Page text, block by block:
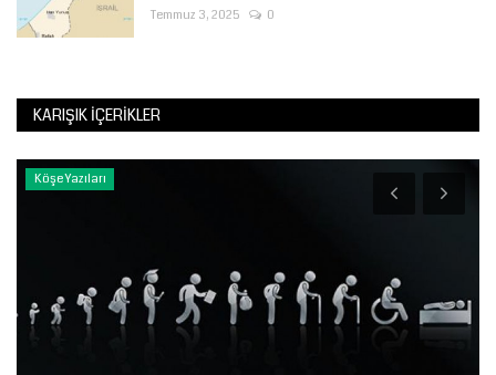
Temmuz 3, 2025 0
KARIŞIK İÇERIKLER
Köşe Yazıları